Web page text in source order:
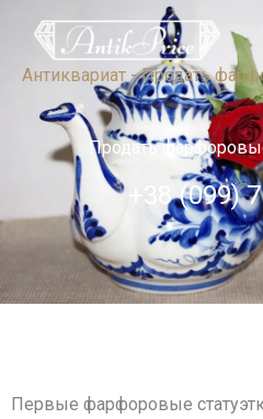
content
Антиквариат -Продать
Продать
+38 (099)
Первые фарфоровые